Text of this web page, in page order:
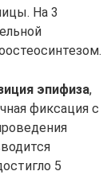
На 3
эпифиза,
фиксация с
5